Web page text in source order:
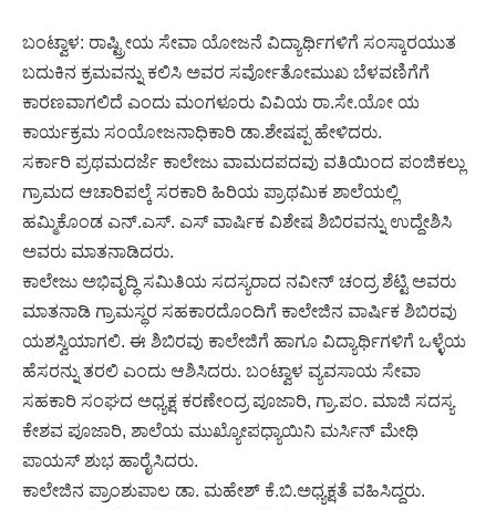
ಬಂಟ್ವಾಳ: ರಾಷ್ಟ್ರೀಯ ಸೇವಾ ಯೋಜನೆ ವಿದ್ಯಾರ್ಥಿಗಳಿಗೆ ಸಂಸ್ಕಾರಯುತ
ಬದುಕಿನ ಕ್ರಮವನ್ನು ಕಲಿಸಿ ಅವರ ಸರ್ವೋತೋಮುಖ ಬೆಳವಣಿಗೆಗೆ
ಕಾರಣವಾಗಲಿದೆ ಎಂದು ಮಂಗಳೂರು ವಿವಿಯ ರಾ.ಸೇ.ಯೋ ಯ
ಕಾರ್ಯಕ್ರಮ ಸಂಯೋಜನಾಧಿಕಾರಿ ಡಾ.ಶೇಷಪ್ಪ ಹೇಳಿದರು.
ಸರ್ಕಾರಿ ಪ್ರಥಮದರ್ಜೆ ಕಾಲೇಜು ವಾಮದಪದವು ವತಿಯಿಂದ ಪಂಜಿಕಲ್ಲು
ಗ್ರಾಮದ ಆಚಾರಿಪಲ್ಕೆ ಸರಕಾರಿ ಹಿರಿಯ ಪ್ರಾಥಮಿಕ ಶಾಲೆಯಲ್ಲಿ
ಹಮ್ಮಿಕೊಂಡ ಎನ್.ಎಸ್. ಎಸ್ ವಾರ್ಷಿಕ ವಿಶೇಷ ಶಿಬಿರವನ್ನು ಉದ್ದೇಶಿಸಿ
ಅವರು ಮಾತನಾಡಿದರು.
ಕಾಲೇಜು ಅಭಿವೃದ್ಧಿ ಸಮಿತಿಯ ಸದಸ್ಯರಾದ ನವೀನ್ ಚಂದ್ರ ಶೆಟ್ಟಿ ಅವರು
ಮಾತನಾಡಿ ಗ್ರಾಮಸ್ಥರ ಸಹಕಾರದೊಂದಿಗೆ ಕಾಲೇಜಿನ ವಾರ್ಷಿಕ ಶಿಬಿರವು
ಯಶಸ್ವಿಯಾಗಲಿ. ಈ ಶಿಬಿರವು ಕಾಲೇಜಿಗೆ ಹಾಗೂ ವಿದ್ಯಾರ್ಥಿಗಳಿಗೆ ಒಳ್ಳೆಯ
ಹೆಸರನ್ನು ತರಲಿ ಎಂದು ಆಶಿಸಿದರು. ಬಂಟ್ವಾಳ ವ್ಯವಸಾಯ ಸೇವಾ
ಸಹಕಾರಿ ಸಂಘದ ಅಧ್ಯಕ್ಷ ಕರಣೇಂದ್ರ ಪೂಜಾರಿ, ಗ್ರಾ.ಪಂ. ಮಾಜಿ ಸದಸ್ಯ
ಕೇಶವ ಪೂಜಾರಿ, ಶಾಲೆಯ ಮುಖ್ಯೋಪಧ್ಯಾಯಿನಿ ಮರ್ಸಿನ್ ಮೇಥಿ
ಪಾಯಸ್ ಶುಭ ಹಾರೈಸಿದರು.
ಕಾಲೇಜಿನ ಪ್ರಾಂಶುಪಾಲ ಡಾ. ಮಹೇಶ್ ಕೆ.ಬಿ.ಅಧ್ಯಕ್ಷತೆ ವಹಿಸಿದ್ದರು.